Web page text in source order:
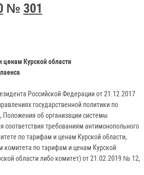
№ 301
ценам Курской области
Российской Федерации от 21.12.2017
государственной политики по
Положения об организации системы
соответствия требованиям антимонопольного
по тарифам и ценам Курской области,
комитета по тарифам и ценам Курской
области либо комитет) от 21.02.2019 № 12,